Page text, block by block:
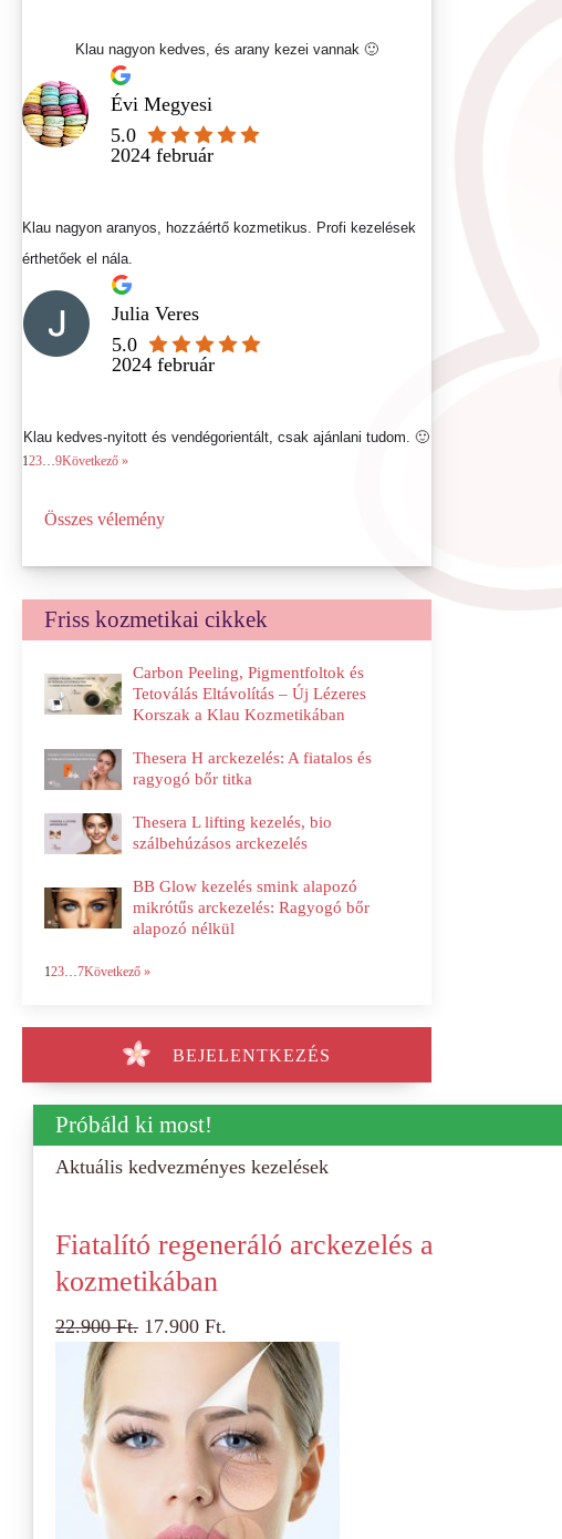
Klau nagyon kedves, és arany kezei vannak 🙂
Évi Megyesi
5.0
2024 február
Klau nagyon aranyos, hozzáértő kozmetikus. Profi kezelések
érthetőek el nála.
Julia Veres
5.0
2024 február
Klau kedves-nyitott és vendégorientált, csak ajánlani tudom. 🙂
123…9Következő »
Összes vélemény
Friss kozmetikai cikkek
Carbon Peeling, Pigmentfoltok és
Tetoválás Eltávolítás – Új Lézeres
Korszak a Klau Kozmetikában
Thesera H arckezelés: A fiatalos és
ragyogó bőr titka
Thesera L lifting kezelés, bio
szálbehúzásos arckezelés
BB Glow kezelés smink alapozó
mikrótűs arckezelés: Ragyogó bőr
alapozó nélkül
123…7Következő »
BEJELENTKEZÉS
Próbáld ki most!
Aktuális kedvezményes kezelések
Fiatalító regeneráló arckezelés a
kozmetikában
22.900Ft. 17.900 Ft.